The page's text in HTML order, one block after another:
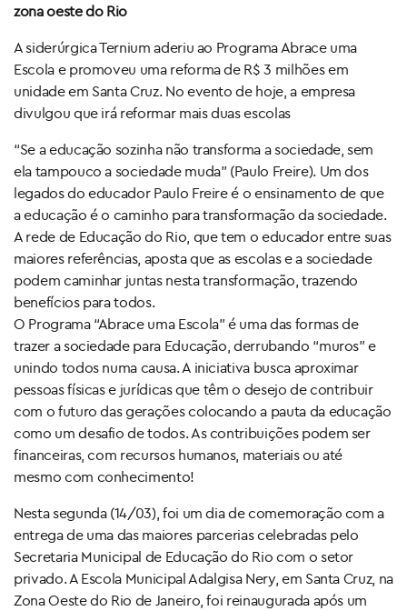
zona oeste do Rio
A siderúrgica Ternium aderiu ao Programa Abrace uma
Escola e promoveu uma reforma de R$ 3 milhões em
unidade em Santa Cruz. No evento de hoje, a empresa
divulgou que irá reformar mais duas escolas
“Se a educação sozinha não transforma a sociedade, sem
ela tampouco a sociedade muda” (Paulo Freire). Um dos
legados do educador Paulo Freire é o ensinamento de que
a educação é o caminho para transformação da sociedade.
A rede de Educação do Rio, que tem o educador entre suas
maiores referências, aposta que as escolas e a sociedade
podem caminhar juntas nesta transformação, trazendo
benefícios para todos.
O Programa “Abrace uma Escola” é uma das formas de
trazer a sociedade para Educação, derrubando “muros” e
unindo todos numa causa. A iniciativa busca aproximar
pessoas físicas e jurídicas que têm o desejo de contribuir
com o futuro das gerações colocando a pauta da educação
como um desafio de todos. As contribuições podem ser
financeiras, com recursos humanos, materiais ou até
mesmo com conhecimento!
Nesta segunda (14/03), foi um dia de comemoração com a
entrega de uma das maiores parcerias celebradas pelo
Secretaria Municipal de Educação do Rio com o setor
privado. A Escola Municipal Adalgisa Nery, em Santa Cruz, na
Zona Oeste do Rio de Janeiro, foi reinaugurada após um